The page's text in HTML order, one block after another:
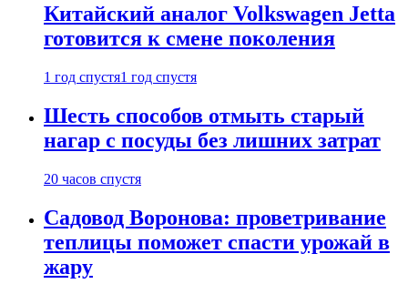
Китайский аналог Volkswagen Jetta
готовится к смене поколения
1 год спустя1 год спустя
Шесть способов отмыть старый
нагар с посуды без лишних затрат
20 часов спустя
Садовод Воронова: проветривание
теплицы поможет спасти урожай в
жару